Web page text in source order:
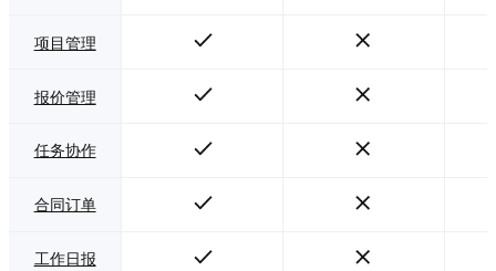
项目管理
报价管理
任务协作
合同订单
工作日报